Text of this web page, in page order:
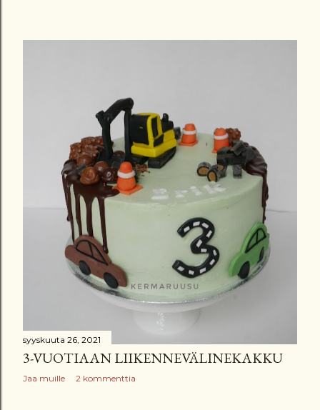
syyskuuta 26, 2021
3-VUOTIAAN LIIKENNEVÄLINEKAKKU
Jaa muille 2 kommenttia